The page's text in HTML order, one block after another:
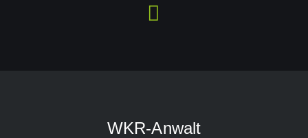
WKR-Anwalt